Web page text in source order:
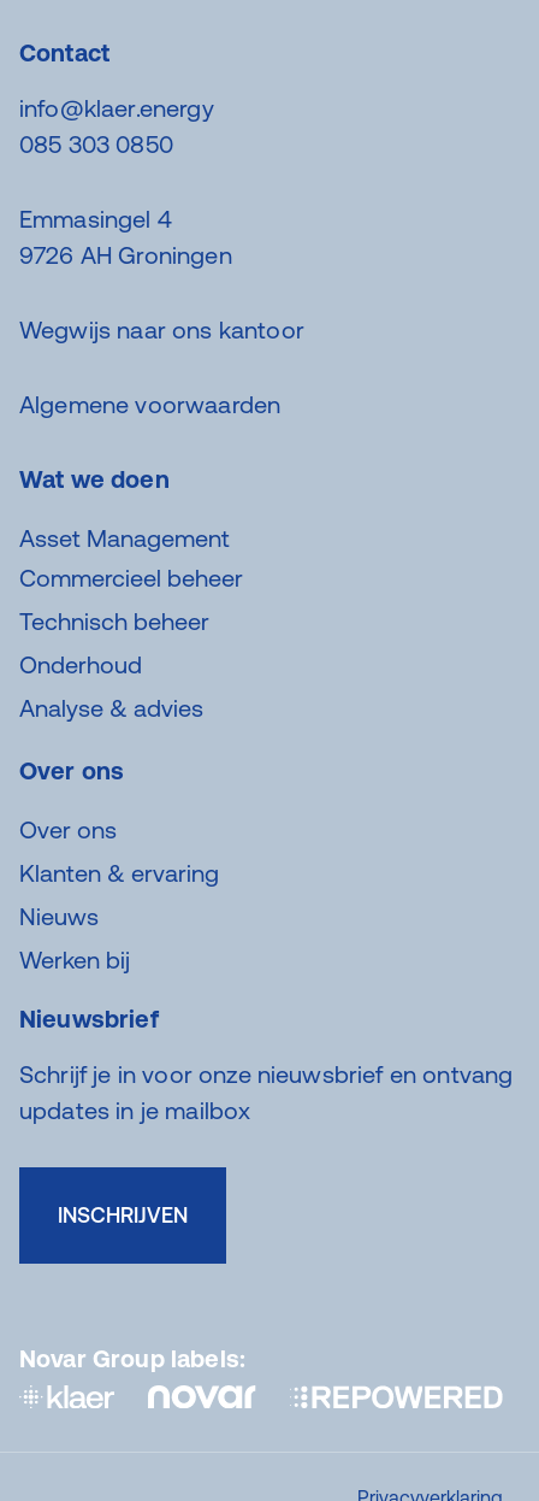
Contact
info@klaer.energy
085 303 0850
Emmasingel 4
9726 AH Groningen
Wegwijs naar ons kantoor
Algemene voorwaarden
Wat we doen
Asset Management
Commercieel beheer
Technisch beheer
Onderhoud
Analyse & advies
Over ons
Over ons
Klanten & ervaring
Nieuws
Werken bij
Nieuwsbrief
Schrijf je in voor onze nieuwsbrief en ontvang
updates in je mailbox
INSCHRIJVEN
Novar Group labels: